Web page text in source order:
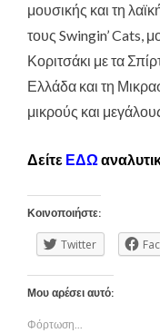
μουσικής και τη
τους Swingin’ Cats,
Κοριτσάκι με τα
Ελλάδα και τη
μικρούς και
Δείτε ΕΔΩ
Κοινοποιήστε:
Twitter
Μου αρέσει αυτό:
Φόρτωση...